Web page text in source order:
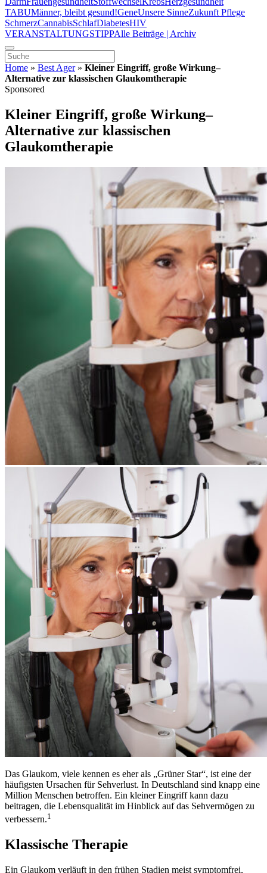
TABUMänner, bleibt gesund!GeneUnsere SinneZukunft Pflege
SchmerzCannabisSchlafDiabetesHIV
VERANSTALTUNGSTIPPAlle Beiträge | Archiv
Home » Best Ager» Kleiner Eingriff, große Wirkung–
Alternative zur klassischen Glaukomtherapie
Sponsored
Kleiner Eingriff, große Wirkung–
Alternative zur klassischen
Glaukomtherapie
Das Glaukom, viele kennen es eher als „Grüner Star“, ist eine der
häufigsten Ursachen für Sehverlust. In Deutschland sind knapp eine
Million Menschen betroffen. Ein kleiner Eingriff kann dazu
beitragen, die Lebensqualität im Hinblick auf das Sehvermögen zu
verbessern.1
Klassische Therapie
Ein Glaukom verläuft in den frühen Stadien meist symptomfrei,